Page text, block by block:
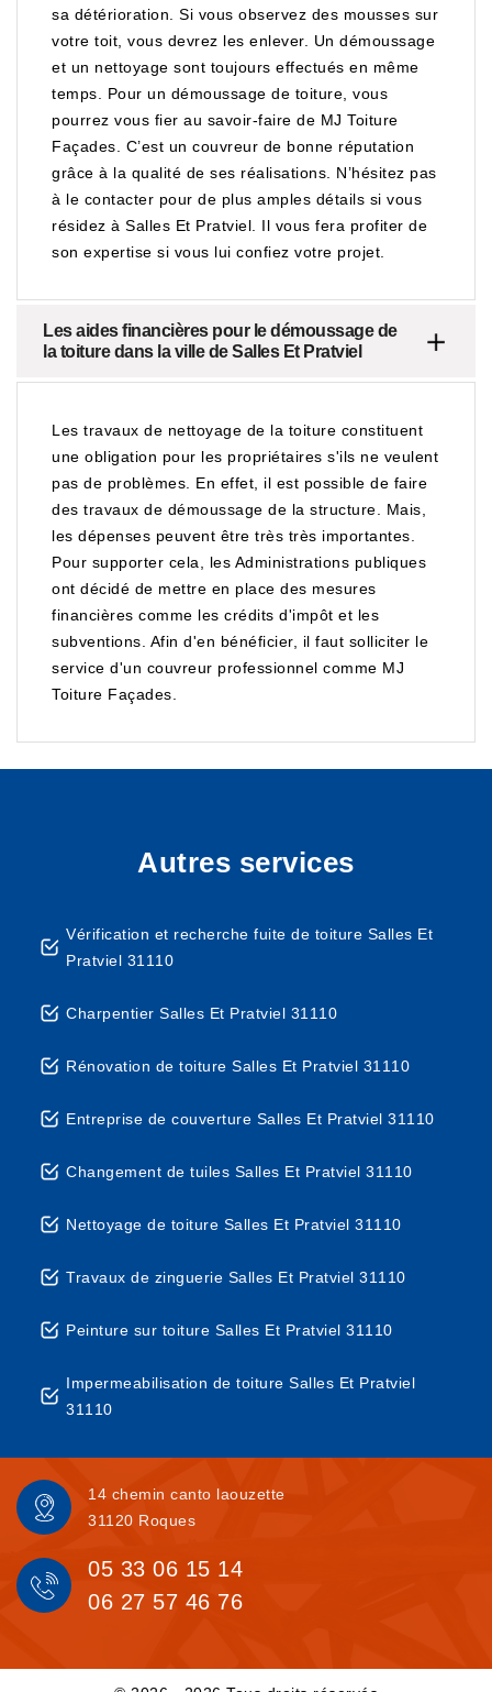
sa détérioration. Si vous observez des mousses sur
votre toit, vous devrez les enlever. Un démoussage
et un nettoyage sont toujours effectués en même
temps. Pour un démoussage de toiture, vous
pourrez vous fier au savoir-faire de MJ Toiture
Façades. C’est un couvreur de bonne réputation
grâce à la qualité de ses réalisations. N’hésitez pas
à le contacter pour de plus amples détails si vous
résidez à Salles Et Pratviel. Il vous fera profiter de
son expertise si vous lui confiez votre projet.
Les aides financières pour le démoussage de
la toiture dans la ville de Salles Et Pratviel
Les travaux de nettoyage de la toiture constituent
une obligation pour les propriétaires s'ils ne veulent
pas de problèmes. En effet, il est possible de faire
des travaux de démoussage de la structure. Mais,
les dépenses peuvent être très très importantes.
Pour supporter cela, les Administrations publiques
ont décidé de mettre en place des mesures
financières comme les crédits d'impôt et les
subventions. Afin d'en bénéficier, il faut solliciter le
service d'un couvreur professionnel comme MJ
Toiture Façades.
Autres services
Vérification et recherche fuite de toiture Salles Et
Pratviel 31110
Charpentier Salles Et Pratviel 31110
Rénovation de toiture Salles Et Pratviel 31110
Entreprise de couverture Salles Et Pratviel 31110
Changement de tuiles Salles Et Pratviel 31110
Nettoyage de toiture Salles Et Pratviel 31110
Travaux de zinguerie Salles Et Pratviel 31110
Peinture sur toiture Salles Et Pratviel 31110
Impermeabilisation de toiture Salles Et Pratviel
31110
14 chemin canto laouzette
31120 Roques
05 33 06 15 14
06 27 57 46 76